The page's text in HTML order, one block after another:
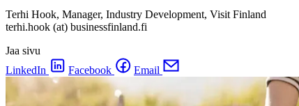
Terhi Hook, Manager, Industry Development, Visit Finland
terhi.hook (at) businessfinland.fi
Jaa sivu
LinkedIn
Facebook Email